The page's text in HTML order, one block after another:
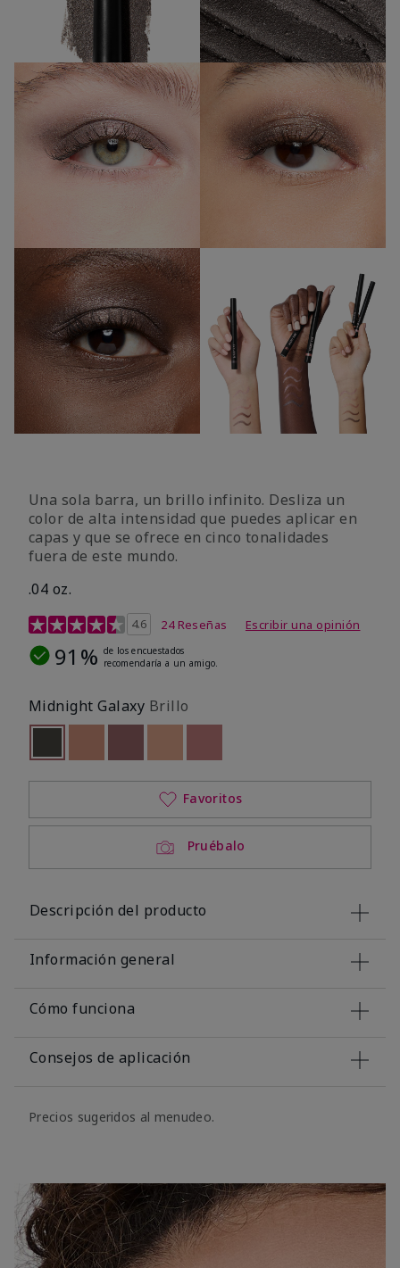
Una sola barra, un brillo infinito. Desliza un
color de alta intensidad que puedes aplicar en
capas y que se ofrece en cinco tonalidades
fuera de este mundo.
.04 oz.
Calificación de clientes de 4,3 de 5
4.6 24 Reseñas Escribir una opinión
91% de los encuestados
recomendaría a un amigo.
Midnight Galaxy Brillo
seleccionado
Out of stock
Pruébalo
Favoritos
Descripción del producto
Información general
Cómo funciona
Consejos de aplicación
Precios sugeridos al menudeo.